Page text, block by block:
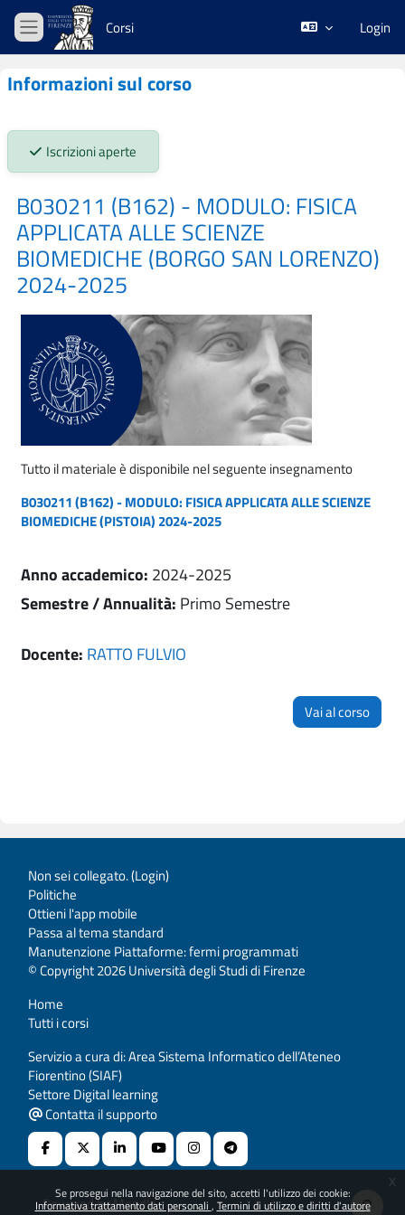
Vai al contenuto principale
Se prosegui nella navigazione del sito, accetti l'utilizzo dei cookie:
Informativa trattamento dati personali Termini di utilizzo e diritti d'autore
x
Pannello laterale
Corsi Login
Informazioni sul corso
Stato iscrizioni:
Iscrizioni aperte
B030211 (B162) - MODULO: FISICA
APPLICATA ALLE SCIENZE
BIOMEDICHE (BORGO SAN LORENZO)
2024-2025
Tutto il materiale è disponibile nel seguente insegnamento
B030211 (B162) - MODULO: FISICA APPLICATA ALLE SCIENZE
BIOMEDICHE (PISTOIA) 2024-2025
Anno accademico: 2024-2025
Semestre / Annualità: Primo Semestre
Docente: RATTO FULVIO
Vai al corso
Non sei collegato. (Login)
Politiche
Ottieni l'app mobile
Passa al tema standard
Manutenzione Piattaforme: fermi programmati
© Copyright 2026 Università degli Studi di Firenze
Home
Tutti i corsi
Servizio a cura di: Area Sistema Informatico dell’Ateneo
Fiorentino (SIAF)
Settore Digital learning
Contatta il supporto
Powered byMoodle